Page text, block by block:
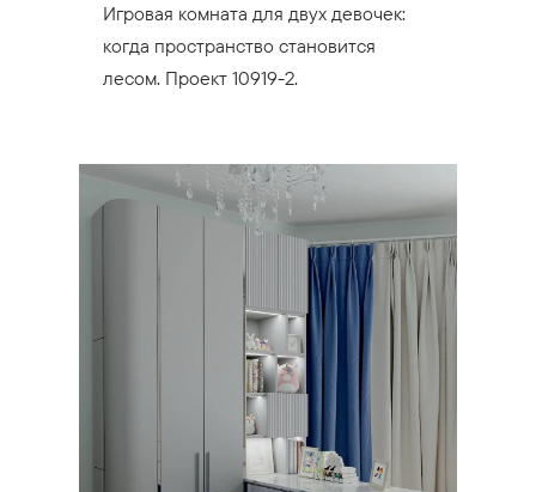
Игровая комната для двух девочек:
когда пространство становится
лесом. Проект 10919-2.